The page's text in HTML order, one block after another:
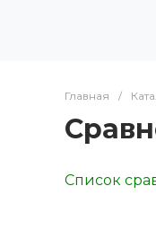
Главная /
Список